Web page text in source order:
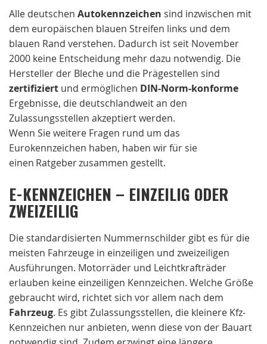
Alle deutschen Autokennzeichen sind inzwischen mit
dem europäischen blauen Streifen links und dem
blauen Rand verstehen. Dadurch ist seit November
2000 keine Entscheidung mehr dazu notwendig. Die
Hersteller der Bleche und die Prägestellen sind
zertifiziert und ermöglichen DIN-Norm-konforme
Ergebnisse, die deutschlandweit an den
Zulassungsstellen akzeptiert werden.
Wenn Sie weitere Fragen rund um das
Eurokennzeichen haben, haben wir für sie
einen Ratgeber zusammen gestellt.
E-KENNZEICHEN – EINZEILIG ODER
ZWEIZEILIG
Die standardisierten Nummernschilder gibt es für die
meisten Fahrzeuge in einzeiligen und zweizeiligen
Ausführungen. Motorräder und Leichtkrafträder
erlauben keine einzeiligen Kennzeichen. Welche Größe
gebraucht wird, richtet sich vor allem nach dem
Fahrzeug. Es gibt Zulassungsstellen, die kleinere Kfz-
Kennzeichen nur anbieten, wenn diese von der Bauart